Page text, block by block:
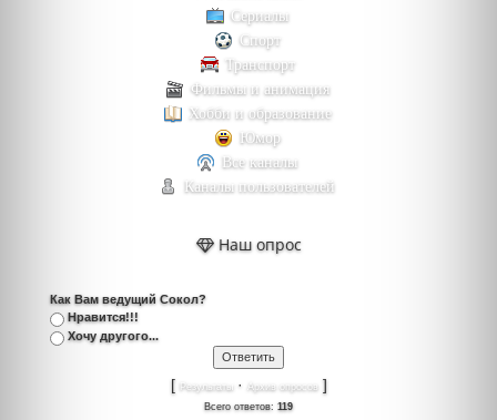
Сериалы
Спорт
Транспорт
Фильмы и анимация
Хобби и образование
Юмор
Все каналы
Каналы пользователей
Наш опрос
Как Вам ведущий Сокол?
Нравится!!!
Хочу другого...
[ Результаты · Архив опросов]
Всего ответов: 119